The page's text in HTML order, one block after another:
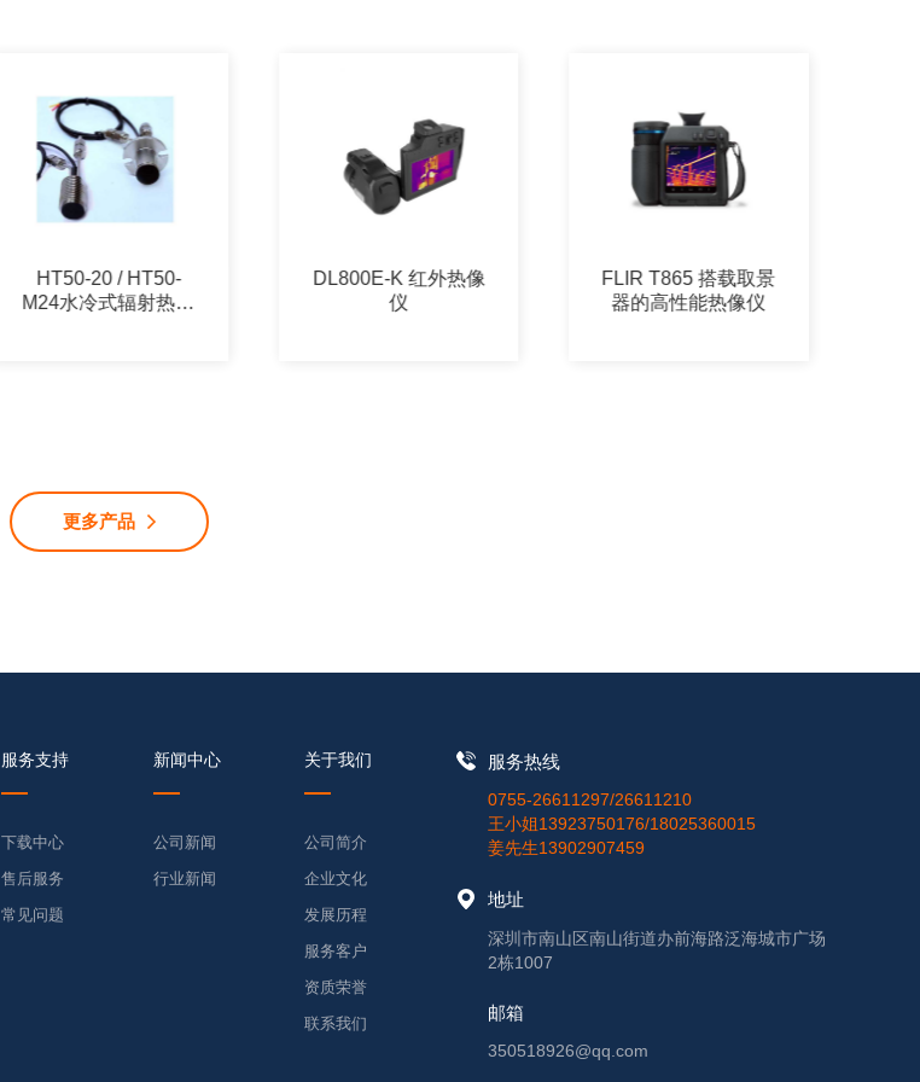
HT50-20 / HT50-
M24水冷式辐射热流
DL800E-K 红外热像
仪
FLIR T865 搭载取景
器的高性能热像仪
更多产品
服务支持
下载中心
售后服务
常见问题
新闻中心
公司新闻
行业新闻
关于我们
公司简介
企业文化
发展历程
服务客户
资质荣誉
联系我们
服务热线
0755-26611297/26611210
王小姐13923750176/18025360015
姜先生13902907459
地址
深圳市南山区南山街道办前海路泛海城市广场
2栋1007
邮箱
350518926@qq.com